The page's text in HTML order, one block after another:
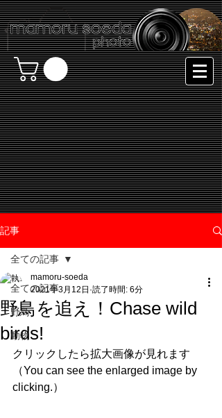
記事
全ての記事
野鳥
動物
全ての記事
野鳥を追え！Chase wild
birds!
mamoru-soeda
2021年3月12日 読了時間: 6分
クリックしたら拡大画像が見れます
（You can see the enlarged image by
clicking.）